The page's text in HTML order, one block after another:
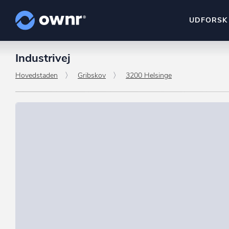
UDFORSK
Identificer salgsklare
Industrivej
Hovedstaden Gribskov 3200 Helsinge